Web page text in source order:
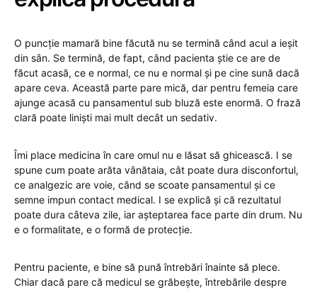
O puncție mamară bine făcută nu se termină când acul a ieșit
din sân. Se termină, de fapt, când pacienta știe ce are de
făcut acasă, ce e normal, ce nu e normal și pe cine sună dacă
apare ceva. Această parte pare mică, dar pentru femeia care
ajunge acasă cu pansamentul sub bluză este enormă. O frază
clară poate liniști mai mult decât un sedativ.
Îmi place medicina în care omul nu e lăsat să ghicească. I se
spune cum poate arăta vânătaia, cât poate dura disconfortul,
ce analgezic are voie, când se scoate pansamentul și ce
semne impun contact medical. I se explică și că rezultatul
poate dura câteva zile, iar așteptarea face parte din drum. Nu
e o formalitate, e o formă de protecție.
Pentru paciente, e bine să pună întrebări înainte să plece.
Chiar dacă pare că medicul se grăbește, întrebările despre